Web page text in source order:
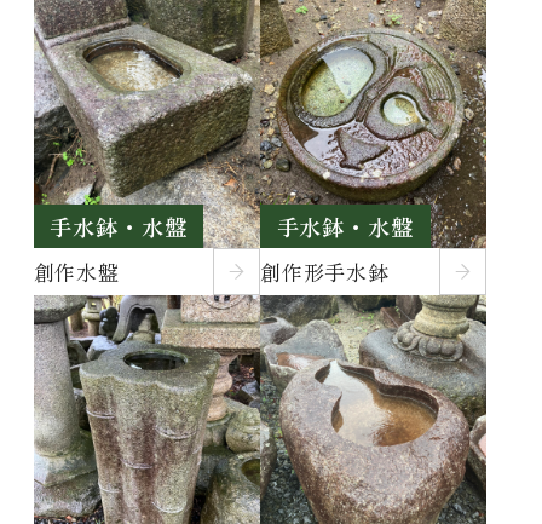
手水鉢・水盤
創作水盤
手水鉢・水盤
創作形手水鉢